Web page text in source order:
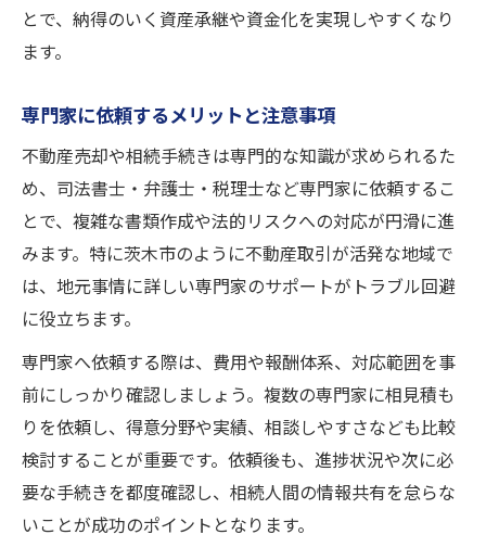
とで、納得のいく資産承継や資金化を実現しやすくなり
ます。
専門家に依頼するメリットと注意事項
不動産売却や相続手続きは専門的な知識が求められるた
め、司法書士・弁護士・税理士など専門家に依頼するこ
とで、複雑な書類作成や法的リスクへの対応が円滑に進
みます。特に茨木市のように不動産取引が活発な地域で
は、地元事情に詳しい専門家のサポートがトラブル回避
に役立ちます。
専門家へ依頼する際は、費用や報酬体系、対応範囲を事
前にしっかり確認しましょう。複数の専門家に相見積も
りを依頼し、得意分野や実績、相談しやすさなども比較
検討することが重要です。依頼後も、進捗状況や次に必
要な手続きを都度確認し、相続人間の情報共有を怠らな
いことが成功のポイントとなります。